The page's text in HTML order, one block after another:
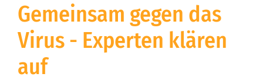
Gemeinsam gegen das
Virus - Experten klären
auf